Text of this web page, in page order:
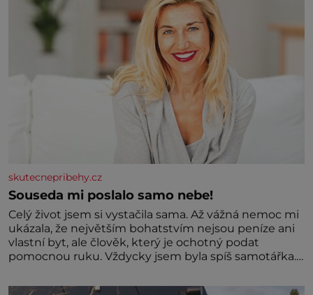
skutecnepribehy.cz
Souseda mi poslalo samo nebe!
Celý život jsem si vystačila sama. Až vážná nemoc mi
ukázala, že největším bohatstvím nejsou peníze ani
vlastní byt, ale člověk, který je ochotný podat
pomocnou ruku. Vždycky jsem byla spíš samotářka.
ani partnera. Stačily mi knihy, práce a hlavně klid.